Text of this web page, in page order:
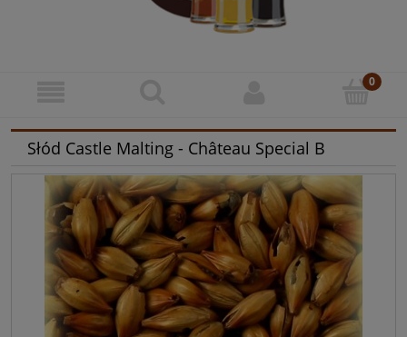
Słód Castle Malting - Château Special B